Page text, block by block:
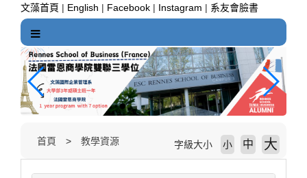
文藻首頁 | English | Facebook | Instagram | 系友會臉書
首頁 教學資源 字級大小 小 中 大